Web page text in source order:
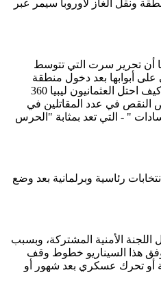
ونقل الغاز لأوروبا سيمر عبر
الليبي داخل أحياء طرابلس، كما أن تحرير سرت التي تتوسط
أبوابها بعد دخول منطقة
الجيش الليبي منطقة الهيشة غرب سرت، وبات ورقة الشعب الليبي من أهم الأوراق الآن بعد أن بات أبناء عمر المختار يدركون حقيقة المشروع الأردوغاني في ليبيا ويتذكرون كيف احتل العثمانيون ليبيا 360
في سبتمبر عام 1817م، ولهذا تحاول تركيا وبسرعة تعويض النقص في عدد المقاتلين في
سرت، وأنشطة شركة " سادات " - التي تعد بمثابة "الحرس
رئاسية وبرلمانية بعد وضع
الأمنية المشتركة، وبسبب
وفق هذا السيناريو خطوط وقف
مدينة نيقوسيا بعد الغزو التركي لقبرص عام 1974م، انتظارًا لجولات سياسية أو تحرك عسكري بعد شهور أو